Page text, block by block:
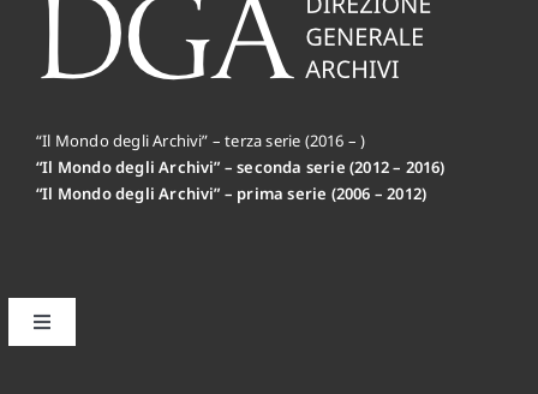
“Il Mondo degli Archivi” – terza serie (2016 – )
“Il Mondo degli Archivi” – seconda serie (2012 – 2016)
“Il Mondo degli Archivi” – prima serie (2006 – 2012)
Toggle